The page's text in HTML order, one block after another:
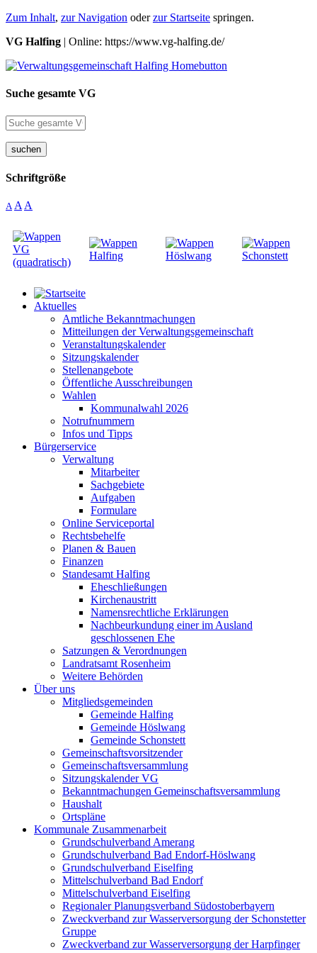
Zum Inhalt, zur Navigation oderzur Startseite springen.
VG Halfing | Online: https://www.vg-halfing.de/
Suche gesamte VG
suchen
Schriftgröße
A A A
Aktuelles
Amtliche Bekanntmachungen
Mitteilungen der Verwaltungsgemeinschaft
Veranstaltungskalender
Sitzungskalender
Stellenangebote
Öffentliche Ausschreibungen
Wahlen
Kommunalwahl 2026
Notrufnummern
Infos und Tipps
Bürgerservice
Verwaltung
Mitarbeiter
Sachgebiete
Aufgaben
Formulare
Online Serviceportal
Rechtsbehelfe
Planen & Bauen
Finanzen
Standesamt Halfing
Eheschließungen
Kirchenaustritt
Namensrechtliche Erklärungen
Nachbeurkundung einer im Ausland
geschlossenen Ehe
Satzungen & Verordnungen
Landratsamt Rosenheim
Weitere Behörden
Über uns
Mitgliedsgemeinden
Gemeinde Halfing
Gemeinde Höslwang
Gemeinde Schonstett
Gemeinschaftsvorsitzender
Gemeinschaftsversammlung
Sitzungskalender VG
Bekanntmachungen Gemeinschaftsversammlung
Haushalt
Ortspläne
Kommunale Zusammenarbeit
Grundschulverband Amerang
Grundschulverband Bad Endorf-Höslwang
Grundschulverband Eiselfing
Mittelschulverband Bad Endorf
Mittelschulverband Eiselfing
Regionaler Planungsverband Südostoberbayern
Zweckverband zur Wasserversorgung der Schonstetter
Gruppe
Zweckverband zur Wasserversorgung der Harpfinger